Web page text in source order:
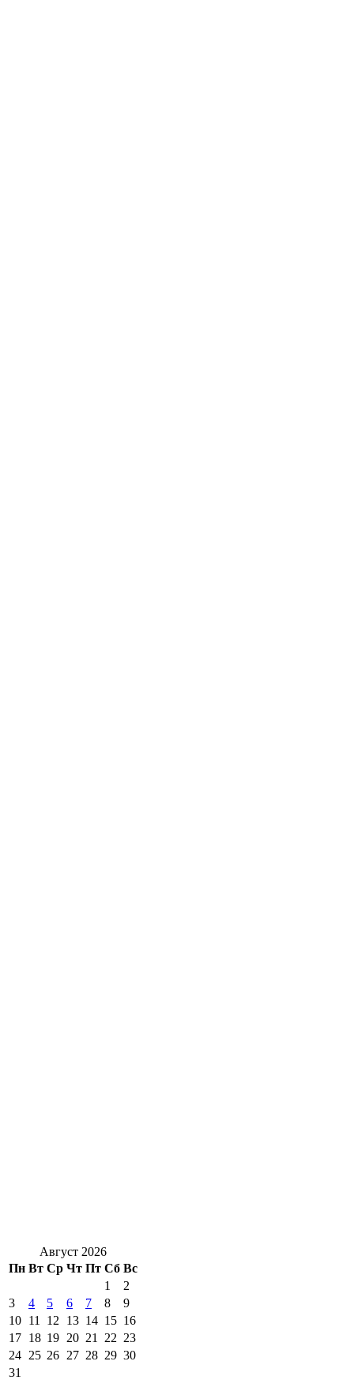
Август 2026
Пн Вт Ср Чт Пт Сб Вс
1
2
3
4 5 6 7 8
9
10 11 12 13 14 15 16
17 18 19 20 21 22 23
24 25 26 27 28 29 30
31